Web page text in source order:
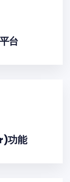
台
功能